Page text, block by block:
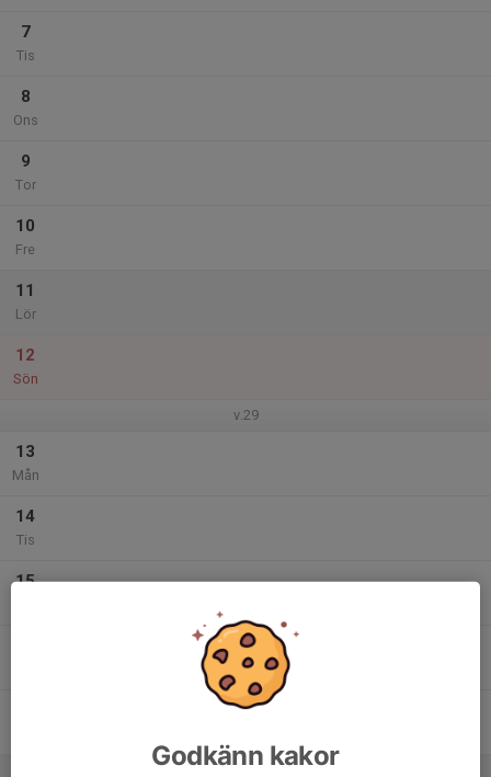
7
Tis
8
Ons
9
Tor
10
Fre
11
Lör
12
Sön
v.29
13
Mån
14
Tis
15
Godkänn kakor